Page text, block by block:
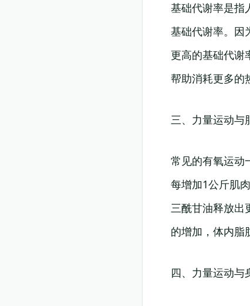
基础代谢率是指
基础代谢率。因
更高的基础代谢
帮助消耗更多的
三、力量运动与
常见的有氧运动
每增加1公斤肌
三酰甘油释放出
的增加，体内脂
四、力量运动与